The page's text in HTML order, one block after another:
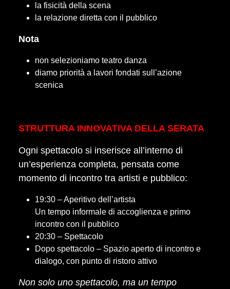
la fisicità della scena
la relazione diretta con il pubblico
Nota
non selezioniamo teatro danza
diamo priorità a lavori fondati sull’azione
scenica
STRUTTURA INNOVATIVA DELLA SERATA
Ogni spettacolo si inserisce all’interno di
un’esperienza completa, pensata come
momento di incontro tra artisti e pubblico:
19:30 – Aperitivo dell’artista
Un tempo informale di accoglienza e primo
incontro con il pubblico
20:30 – Spettacolo
Dopo spettacolo – Spazio aperto di incontro e
dialogo, con punto di ristoro attivo
Non solo uno spettacolo, ma un tempo